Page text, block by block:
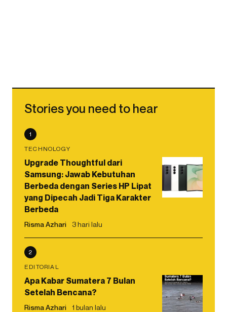
Stories you need to hear
1
TECHNOLOGY
Upgrade Thoughtful dari
Samsung: Jawab Kebutuhan
Berbeda dengan Series HP Lipat
yang Dipecah Jadi Tiga Karakter
Berbeda
Risma Azhari 3 hari lalu
2
EDITORIAL
Apa Kabar Sumatera 7 Bulan
Setelah Bencana?
Risma Azhari 1 bulan lalu